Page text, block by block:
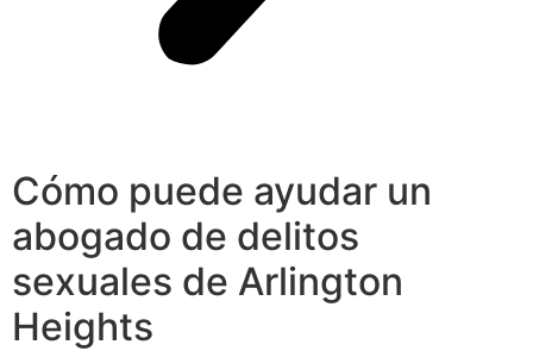
Cómo puede ayudar un
abogado de delitos
sexuales de Arlington
Heights